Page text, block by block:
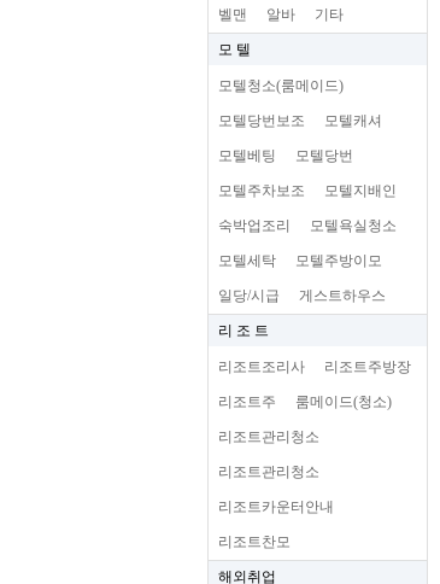
벨맨 알바 기타
모 텔
모텔청소(룸메이드)
모텔당번보조 모텔캐셔
모텔베팅 모텔당번
모텔주차보조 모텔지배인
숙박업조리 모텔욕실청소
모텔세탁 모텔주방이모
일당/시급 게스트하우스
리 조 트
리조트조리사 리조트주방장
리조트주 룸메이드(청소)
리조트관리청소
리조트관리청소
리조트카운터안내
리조트찬모
해외취업